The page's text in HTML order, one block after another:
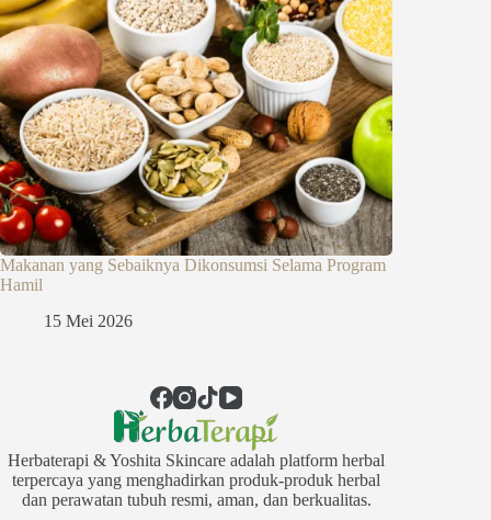
Makanan yang Sebaiknya Dikonsumsi Selama Program
Hamil
15 Mei 2026
Herbaterapi & Yoshita Skincare adalah platform herbal
terpercaya yang menghadirkan produk-produk herbal
dan perawatan tubuh resmi, aman, dan berkualitas.